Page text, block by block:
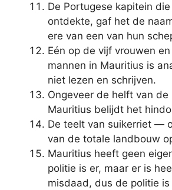
De Portugese kapitein
ontdekte, gaf het de
ere van een van hun
Eén op de vijf vrouwen
mannen in Mauritius is
niet lezen en schrijven.
Ongeveer de helft van de
Mauritius belijdt het
De teelt van suikerriet —
van de totale landbouw
Mauritius heeft geen
politie is er, maar er is
misdaad, dus de politie is